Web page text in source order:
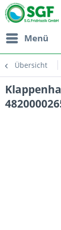
Menü
Übersicht